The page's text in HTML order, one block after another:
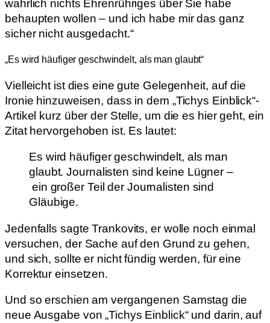
wahrlich nichts Ehrenrühriges über Sie habe
behaupten wollen – und ich habe mir das ganz
sicher nicht ausgedacht.“
„Es wird häufiger geschwindelt, als man glaubt“
Vielleicht ist dies eine gute Gelegenheit, auf die
Ironie hinzuweisen, dass in dem „Tichys Einblick“-
Artikel kurz über der Stelle, um die es hier geht, ein
Zitat hervorgehoben ist. Es lautet:
Es wird häufiger geschwindelt, als man
glaubt. Journalisten sind keine Lügner –
ein großer Teil der Journalisten sind
Gläubige.
Jedenfalls sagte Trankovits, er wolle noch einmal
versuchen, der Sache auf den Grund zu gehen,
und sich, sollte er nicht fündig werden, für eine
Korrektur einsetzen.
Und so erschien am vergangenen Samstag die
neue Ausgabe von „Tichys Einblick“ und darin, auf